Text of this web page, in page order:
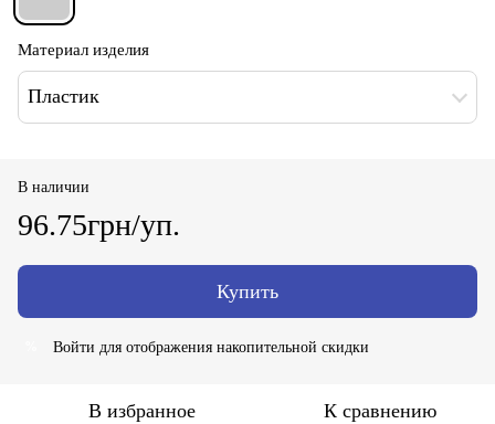
Материал изделия
Пластик
В наличии
96.75грн/уп.
Купить
Войти для отображения накопительной скидки
В избранное К сравнению